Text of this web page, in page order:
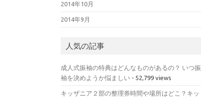
2014年10月
2014年9月
人気の記事
成人式振袖の特典はどんなものがあるの？ いつ振
袖を決めようか悩ましい - 52,799 views
キッザニア２部の整理券時間や場所はどこ？キッ